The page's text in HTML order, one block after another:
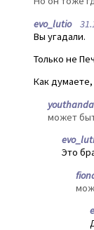
evo_lutio
Вы угадали.
Только не
Как думаете,
может
Это